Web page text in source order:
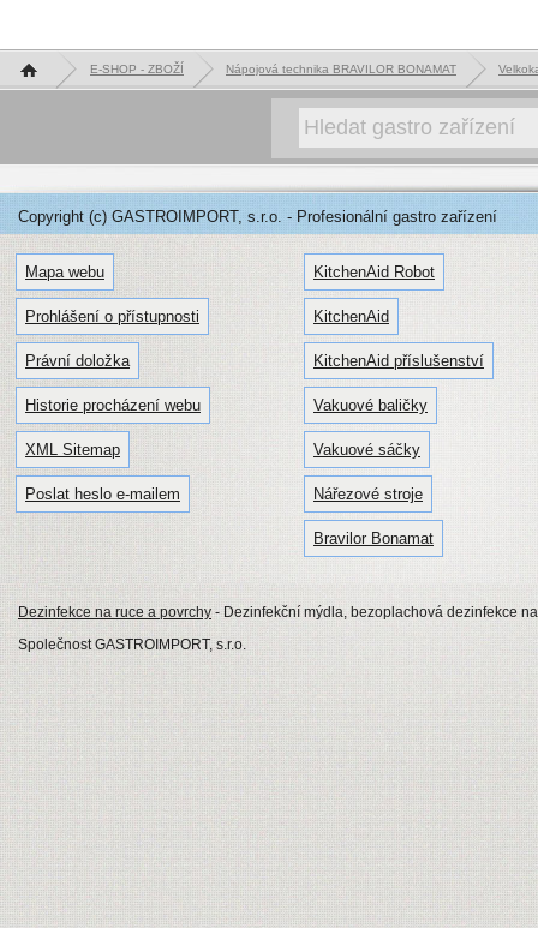
Hlavní stránka E-SHOP - ZBOŽÍ Nápojová technika BRAVILOR BONAMAT
Copyright (c) GASTROIMPORT, s.r.o. - Profesionální gastro zařízení
Mapa webu
Prohlášení o přístupnosti
Právní doložka
Historie procházení webu
XML Sitemap
Poslat heslo e-mailem
KitchenAid Robot
KitchenAid
KitchenAid příslušenství
Vakuové baličky
Vakuové sáčky
Nářezové stroje
Bravilor Bonamat
Dezinfekce na ruce a povrchy - Dezinfekční mýdla, bezoplachová dezinfekce
Společnost GASTROIMPORT, s.r.o.